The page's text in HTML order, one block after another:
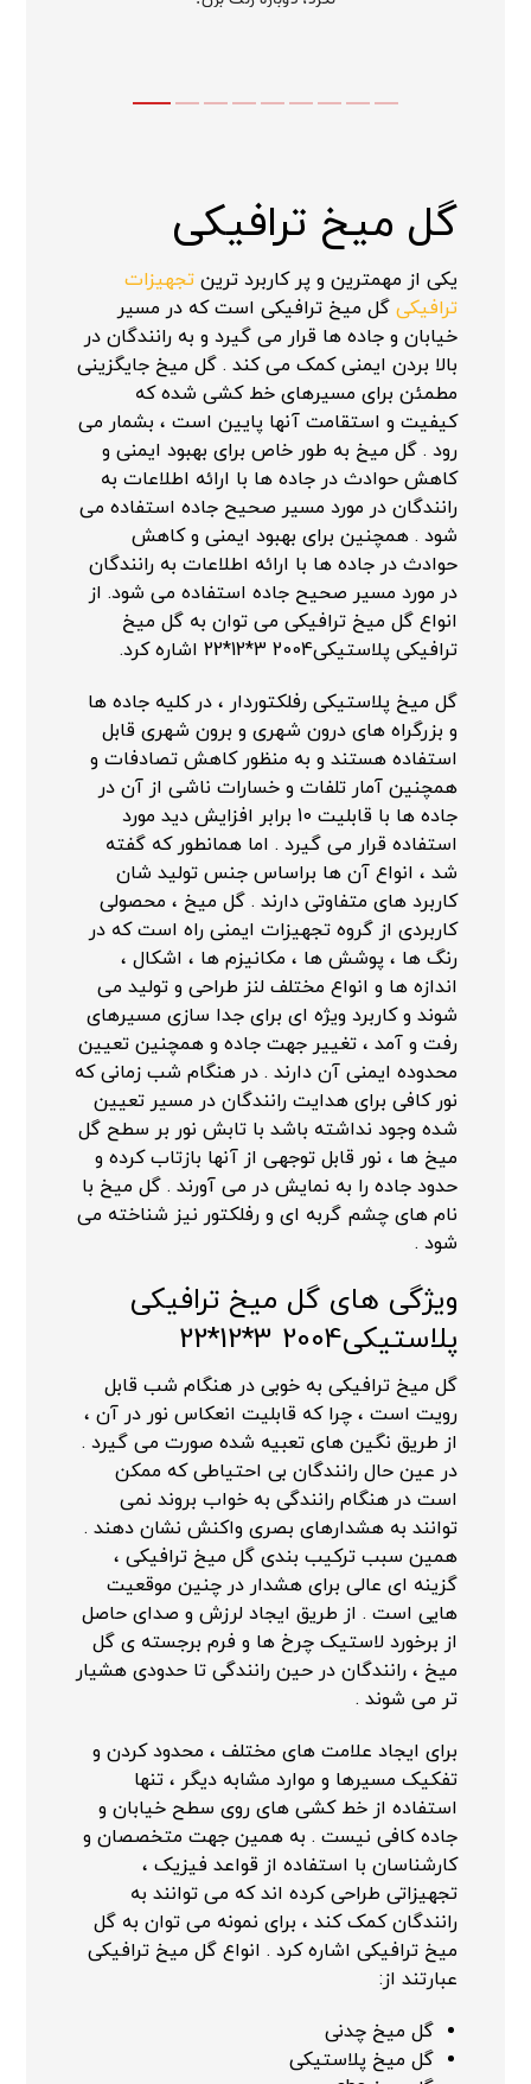
گل میخ ترافیکی
یکی از مهمترین و پر کاربرد ترینتجهیزات
ترافیکی گل میخ ترافیکی است که در مسیر
خیابان و جاده ها قرار می گیرد و به رانندگان در
بالا بردن ایمنی کمک می کند . گل میخ جایگزینی
مطمئن برای مسیرهای خط کشی شده که
کیفیت و استقامت آنها پایین است ، بشمار می
رود . گل میخ به طور خاص برای بهبود ایمنی و
کاهش حوادث در جاده ها با ارائه اطلاعات به
رانندگان در مورد مسیر صحیح جاده استفاده می
شود . همچنین برای بهبود ایمنی و کاهش
حوادث در جاده ها با ارائه اطلاعات به رانندگان
در مورد مسیر صحیح جاده استفاده می شود. از
انواع گل میخ ترافیکی می توان به گل میخ
ترافیکی پلاستیکی2004 3*12*22 اشاره کرد.
گل میخ پلاستیکی رفلکتوردار ، در کلیه جاده ها
و بزرگراه های درون شهری و برون شهری قابل
استفاده هستند و به منظور کاهش تصادفات و
همچنین آمار تلفات و خسارات ناشی از آن در
جاده ها با قابلیت 10 برابر افزایش دید مورد
استفاده قرار می گیرد . اما همانطور که گفته
شد ، انواع آن ها براساس جنس تولید شان
کاربرد های متفاوتی دارند . گل میخ ، محصولی
کاربردی از گروه تجهیزات ایمنی راه است که در
رنگ ها ، پوشش ها ، مکانیزم ها ، اشکال ،
اندازه ها و انواع مختلف لنز طراحی و تولید می
شوند و کاربرد ویژه ای برای جدا سازی مسیرهای
رفت و آمد ، تغییر جهت جاده و همچنین تعیین
محدوده ایمنی آن دارند . در هنگام شب زمانی که
نور کافی برای هدایت رانندگان در مسیر تعیین
شده وجود نداشته باشد با تابش نور بر سطح گل
میخ ها ، نور قابل توجهی از آنها بازتاب کرده و
حدود جاده را به نمایش در می آورند . گل میخ با
نام های چشم گربه ای و رفلکتور نیز شناخته می
شود .
ویژگی های گل میخ ترافیکی
پلاستیکی2004 3*12*22
گل میخ ترافیکی به خوبی در هنگام شب قابل
رویت است ، چرا که قابلیت انعکاس نور در آن ،
از طریق نگین های تعبیه شده صورت می گیرد .
در عین حال رانندگان بی احتیاطی که ممکن
است در هنگام رانندگی به خواب بروند نمی
توانند به هشدارهای بصری واکنش نشان دهند .
همین سبب ترکیب بندی گل میخ ترافیکی ،
گزینه ای عالی برای هشدار در چنین موقعیت
هایی است . از طریق ایجاد لرزش و صدای حاصل
از برخورد لاستیک چرخ ها و فرم برجسته ی گل
میخ ، رانندگان در حین رانندگی تا حدودی هشیار
تر می شوند .
برای ایجاد علامت های مختلف ، محدود کردن و
تفکیک مسیرها و موارد مشابه دیگر ، تنها
استفاده از خط کشی های روی سطح خیابان و
جاده کافی نیست . به همین جهت متخصصان و
کارشناسان با استفاده از قواعد فیزیک ،
تجهیزاتی طراحی کرده اند که می توانند به
رانندگان کمک کند ، برای نمونه می توان به گل
میخ ترافیکی اشاره کرد . انواع گل میخ ترافیکی
عبارتند از:
گل میخ چدنی
گل میخ پلاستیکی